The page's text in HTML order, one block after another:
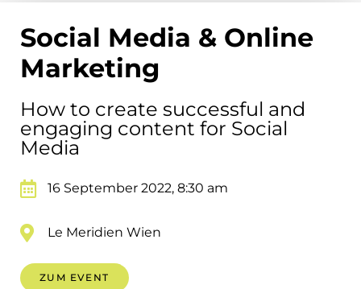
Social Media & Online
Marketing
How to create successful and
engaging content for Social
Media
16 September 2022, 8:30 am
Le Meridien Wien
ZUM EVENT